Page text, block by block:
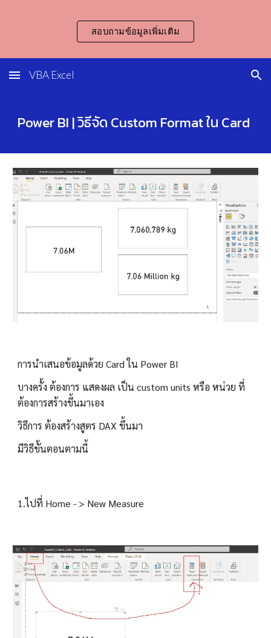
Skip to main content Skip to navigation
สอบถามข้อมูลเพิ่มเติม
VBA Excel
Power BI | วิธีจัด Custom Format ใน Card
การนำเสนอข้อมูลด้วย Card ใน Power BI
บางครั้ง ต้องการ แสดงผล เป็น custom units หรือ หน่วย ที่
ต้องการสร้างขึ้นมาเอง
วิธีการ ต้องสร้างสูตร DAX ขึ้นมา
มีวิธีขั้นตอนตามนี้
1.ไปที่ Home - > New Measure